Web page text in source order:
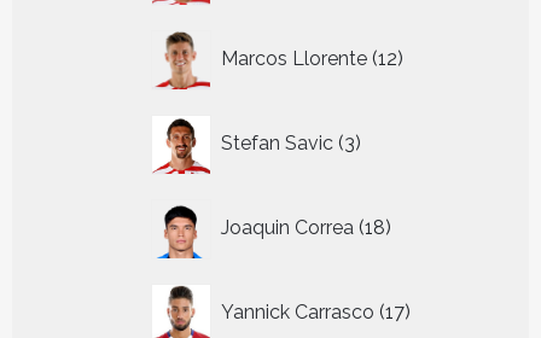
Marcos Llorente 12
producten
Stefan Savic 3
producten
Joaquin Correa 18
producten
Yannick Carrasco 17
producten